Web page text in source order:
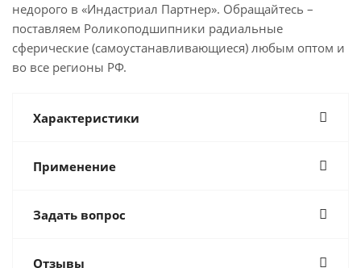
недорого в «Индастриал Партнер». Обращайтесь –
поставляем Роликоподшипники радиальные
сферические (самоустанавливающиеся) любым оптом и
во все регионы РФ.
Характеристики
Применение
Задать вопрос
Отзывы